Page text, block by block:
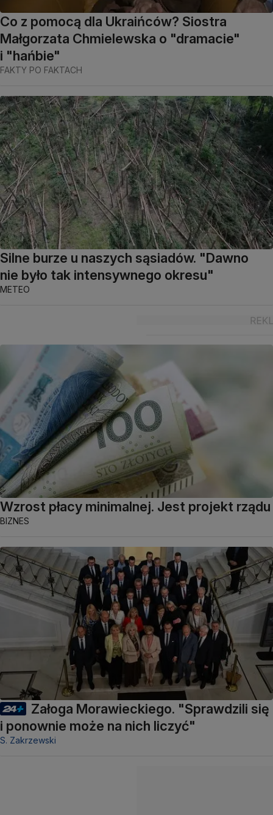
Co z pomocą dla Ukraińców? Siostra
Małgorzata Chmielewska o "dramacie"
i "hańbie"
FAKTY PO FAKTACH
Silne burze u naszych sąsiadów. "Dawno
nie było tak intensywnego okresu"
METEO
Wzrost płacy minimalnej. Jest projekt rządu
BIZNES
Załoga Morawieckiego. "Sprawdzili się
i ponownie może na nich liczyć"
S. Zakrzewski